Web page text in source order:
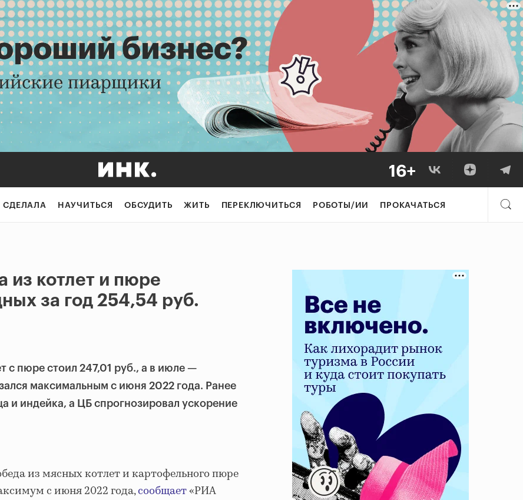
СДЕЛАЛА НАУЧИТЬСЯ ОБСУДИТЬ ЖИТЬ ПЕРЕКЛЮЧИТЬСЯ РОБОТЫ/ИИ ПРОКАЧАТЬСЯ
из котлет и пюре
за год 254,54 руб.
с пюре стоил 247,01 руб., а в июле —
максимальным с июня 2022 года. Ранее
и индейка, а ЦБ спрогнозировал ускорение
из мясных котлет и картофельного пюре
с июня 2022 года,сообщает«РИА